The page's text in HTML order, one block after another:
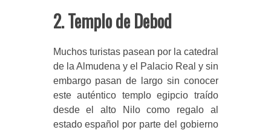
2. Templo de Debod
Muchos turistas pasean por la catedral
de la Almudena y el Palacio Real y sin
embargo pasan de largo sin conocer
este auténtico templo egipcio traído
desde el alto Nilo como regalo al
estado español por parte del gobierno